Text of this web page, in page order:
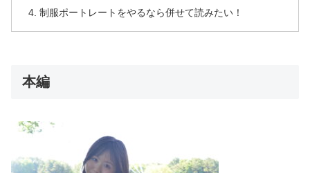
制服ポートレートをやるなら併せて読みたい！
本編